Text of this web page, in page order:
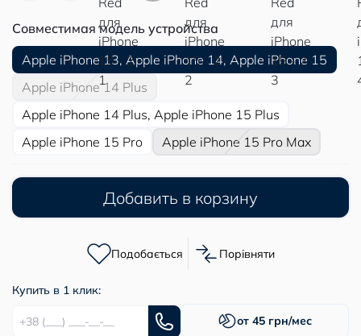
Совместимая модель устройства
Apple iPhone 13, Apple iPhone 14, Apple iPhone 15
Apple iPhone 14 Plus
Apple iPhone 14 Plus, Apple iPhone 15 Plus
Apple iPhone 15 Pro
Apple iPhone 15 Pro Max
Добавить в корзину
Подобається Порівняти
Купить в 1 клик:
от 45 грн/мес